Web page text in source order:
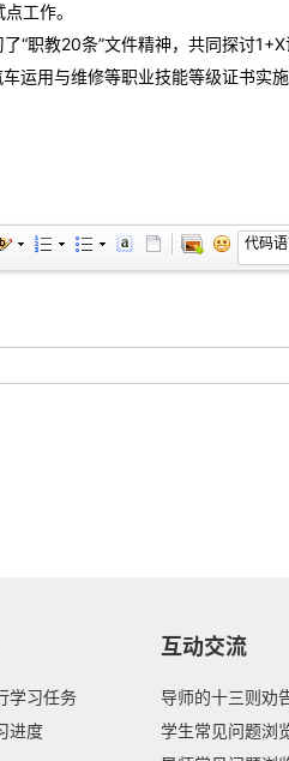
工作。
“职教20条”文件精神，共同探讨
运用与维修等职业技能等级证书实
代码
学习任务
进度
互动交流
导师的十三则劝
学生常见问题浏